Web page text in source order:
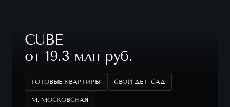
CUBE
от 19.3 млн руб.
ГОТОВЫЕ КВАРТИРЫ СВОЙ ДЕТ. САД
М. МОСКОВСКАЯ